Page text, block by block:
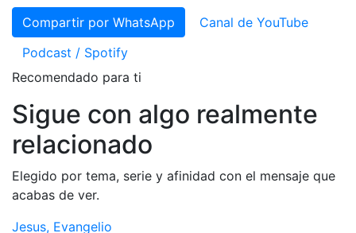
Compartir por WhatsApp
Canal de YouTube
Podcast / Spotify
Recomendado para ti
Sigue con algo realmente
relacionado
Elegido por tema, serie y afinidad con el mensaje que
acabas de ver.
Jesus, Evangelio